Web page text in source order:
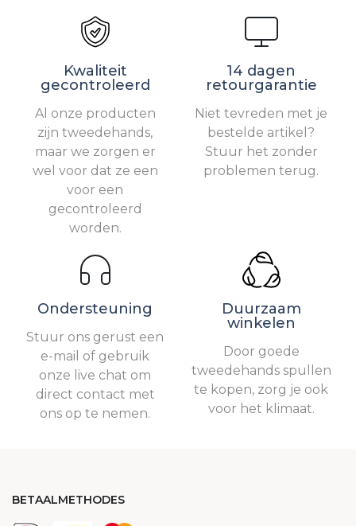
Kwaliteit
gecontroleerd
Al onze producten
zijn tweedehands,
maar we zorgen er
wel voor dat ze een
voor een
gecontroleerd
worden.
14 dagen
retourgarantie
Niet tevreden met je
bestelde artikel?
Stuur het zonder
problemen terug.
Ondersteuning
Stuur ons gerust een
e-mail of gebruik
onze live chat om
direct contact met
ons op te nemen.
Duurzaam
winkelen
Door goede
tweedehands spullen
te kopen, zorg je ook
voor het klimaat.
BETAALMETHODES